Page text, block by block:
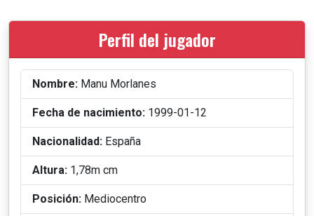
Perfil del jugador
Nombre: Manu Morlanes
Fecha de nacimiento: 1999-01-12
Nacionalidad: España
Altura: 1,78m cm
Posición: Mediocentro